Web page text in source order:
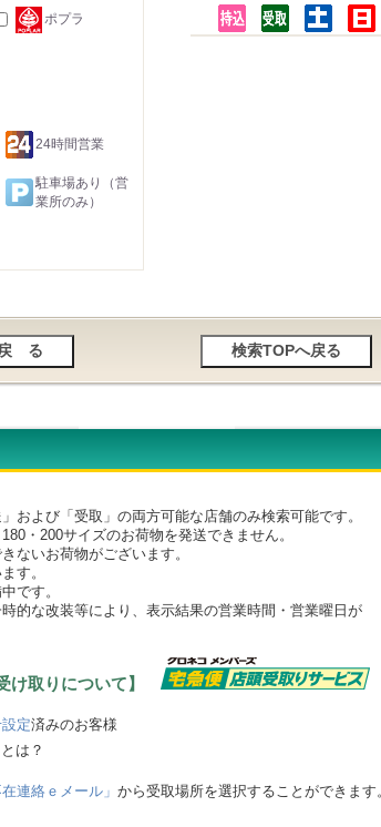
ポプラ
24時間営業
駐車場あり（営
業所のみ）
および「受取」の両方可能な店舗のみ検索可能です。
200サイズのお荷物を発送できません。
いお荷物がございます。
す。
です。
的な改装等により、表示結果の営業時間・営業曜日が
け取りについて】
定済みのお客様
とは？
在連絡ｅメール」 から受取場所を選択することができます